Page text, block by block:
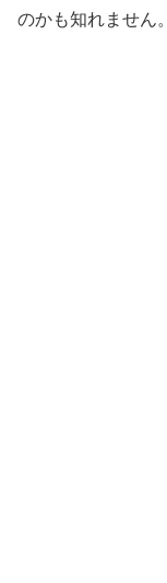
のかも知れません。